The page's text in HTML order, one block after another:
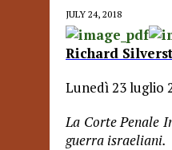
JULY 24, 2018
Richard
Lunedì 23 luglio
La Corte Penale
guerra israeliani.